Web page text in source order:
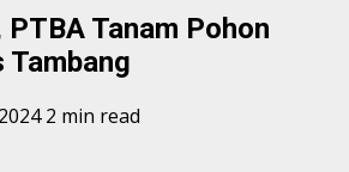
Tanam Pohon
Tambang
2 min read